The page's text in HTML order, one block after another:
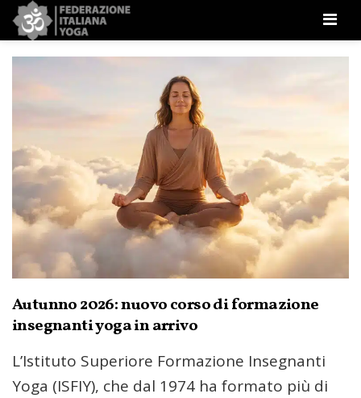
Autunno 2026: nuovo corso di formazione
insegnanti yoga in arrivo
L’Istituto Superiore Formazione Insegnanti
Yoga (ISFIY), che dal 1974 ha formato più di